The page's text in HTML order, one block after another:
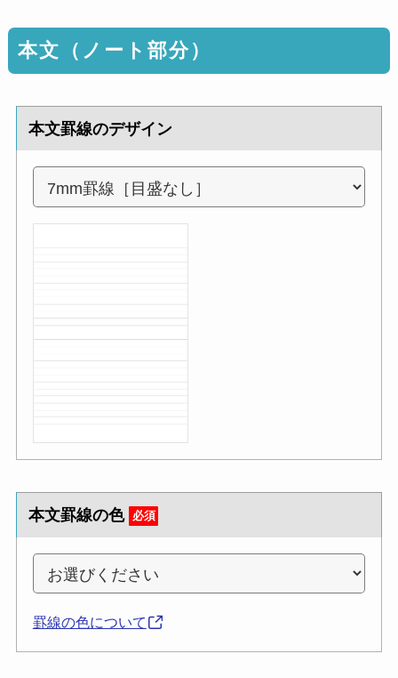
本文（ノート部分）
本文罫線のデザイン
本文罫線の色 必須
罫線の色について